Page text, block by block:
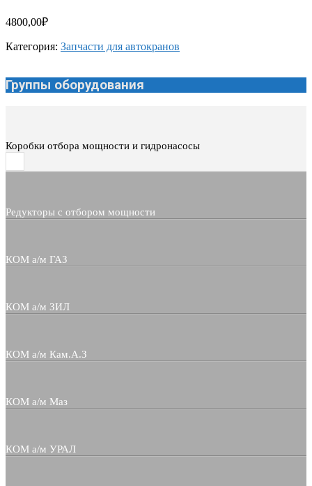
4800,00₽
Категория: Запчасти для автокранов
Группы оборудования
Коробки отбора мощности и гидронасосы
Редукторы с отбором мощности
КОМ а/м ГАЗ
КОМ а/м ЗИЛ
КОМ а/м Кам.А.З
КОМ а/м Маз
КОМ а/м УРАЛ